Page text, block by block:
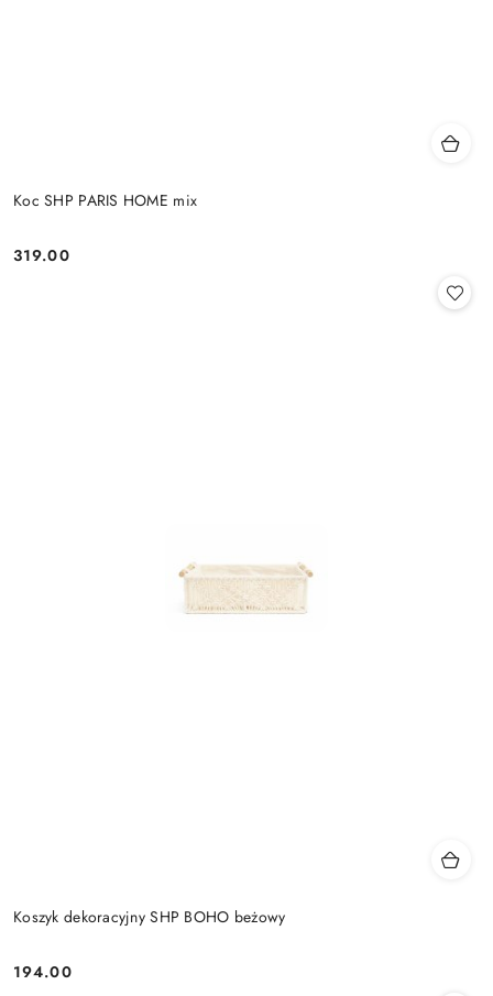
Koc SHP PARIS HOME mix
Cena:
319.00
Koszyk dekoracyjny SHP BOHO beżowy
Cena:
194.00